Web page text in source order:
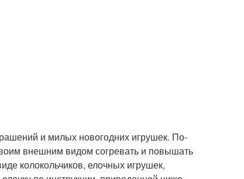
и милых новогодних игрушек. По-
внешним видом согревать и повышать
колокольчиков, елочных игрушек,